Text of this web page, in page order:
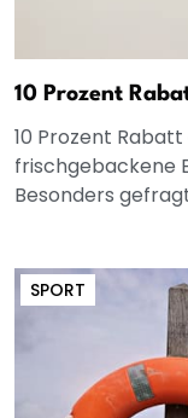
10 Prozent
10 Prozent
frischgebackene
Besonders
SPORT